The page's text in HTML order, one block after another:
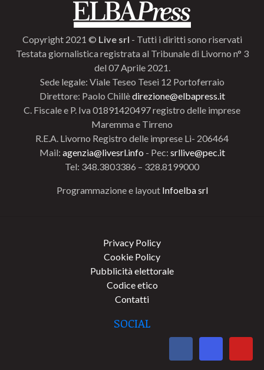
Copyright 2021 © Live srl - Tutti i diritti sono riservati
Testata giornalistica registrata al Tribunale di Livorno n° 3
del 07 Aprile 2021.
Sede legale: Viale Teseo Tesei 12 Portoferraio
Direttore: Paolo Chillèdirezione@elbapress.it
C. Fiscale e P. Iva 01891420497 registro delle imprese
Maremma e Tirreno
R.E.A. Livorno Registro delle imprese Li- 206464
Mail: agenzia@livesrl.info - Pec: srllive@pec.it
Tel: 348.3803386 – 328.8199000
Programmazione e layout Infoelba srl
Privacy Policy
Cookie Policy
Pubblicità elettorale
Codice etico
Contatti
SOCIAL